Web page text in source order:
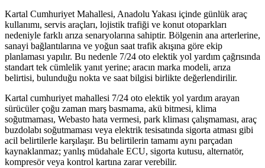
Kartal Cumhuriyet Mahallesi, Anadolu Yakası içinde günlük araç
kullanımı, servis araçları, lojistik trafiği ve konut otoparkları
nedeniyle farklı arıza senaryolarına sahiptir. Bölgenin ana arterlerine,
sanayi bağlantılarına ve yoğun saat trafik akışına göre ekip
planlaması yapılır. Bu nedenle 7/24 oto elektik yol yardım çağrısında
standart tek cümlelik yanıt yerine; aracın marka modeli, arıza
belirtisi, bulunduğu nokta ve saat bilgisi birlikte değerlendirilir.
Kartal cumhuriyet mahallesi 7/24 oto elektik yol yardım arayan
sürücüler çoğu zaman marş basmama, akü bitmesi, klima
soğutmaması, Webasto hata vermesi, park kliması çalışmaması, araç
buzdolabı soğutmaması veya elektrik tesisatında sigorta atması gibi
acil belirtilerle karşılaşır. Bu belirtilerin tamamı aynı parçadan
kaynaklanmaz; yanlış müdahale ECU, sigorta kutusu, alternatör,
kompresör veya kontrol kartına zarar verebilir.